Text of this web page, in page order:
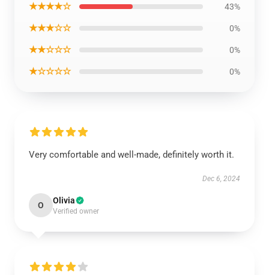
★★★★☆ 43%
★★★☆☆ 0%
★★☆☆☆ 0%
★☆☆☆☆ 0%
Very comfortable and well-made, definitely worth it.
Dec 6, 2024
O Olivia
Verified owner